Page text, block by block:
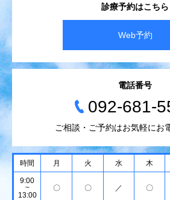
診療予約はこちら
Web予約
電話番号
092-681-
ご相談・ご予約はお気軽にお
時間 月 火 水 木
9:00
~
13:00
〇 〇 ／ 〇